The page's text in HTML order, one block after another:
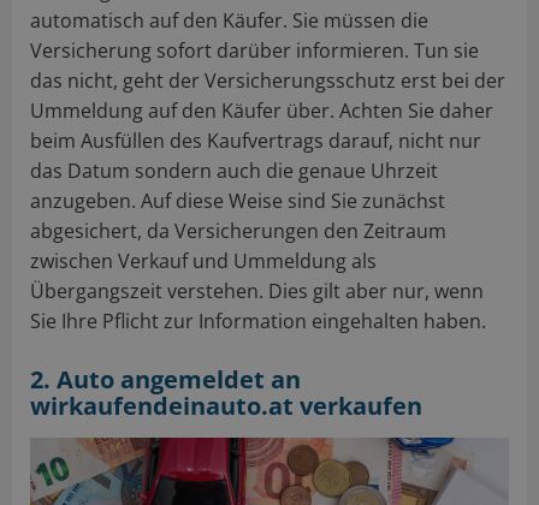
automatisch auf den Käufer. Sie müssen die
Versicherung sofort darüber informieren. Tun sie
das nicht, geht der Versicherungsschutz erst bei der
Ummeldung auf den Käufer über. Achten Sie daher
beim Ausfüllen des Kaufvertrags darauf, nicht nur
das Datum sondern auch die genaue Uhrzeit
anzugeben. Auf diese Weise sind Sie zunächst
abgesichert, da Versicherungen den Zeitraum
zwischen Verkauf und Ummeldung als
Übergangszeit verstehen. Dies gilt aber nur, wenn
Sie Ihre Pflicht zur Information eingehalten haben.
2. Auto angemeldet an
wirkaufendeinauto.at verkaufen